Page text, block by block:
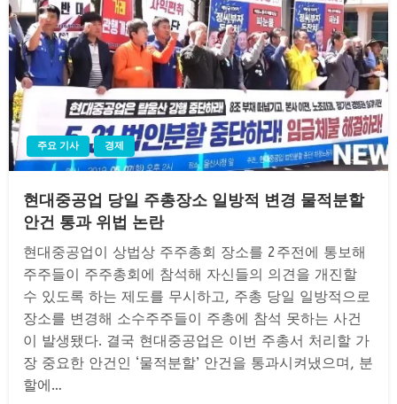
주요 기사 경제
현대중공업 당일 주총장소 일방적 변경 물적분할
안건 통과 위법 논란
현대중공업이 상법상 주주총회 장소를 2주전에 통보해
주주들이 주주총회에 참석해 자신들의 의견을 개진할
수 있도록 하는 제도를 무시하고, 주총 당일 일방적으로
장소를 변경해 소수주주들이 주총에 참석 못하는 사건
이 발생됐다. 결국 현대중공업은 이번 주총서 처리할 가
장 중요한 안건인 ‘물적분할’ 안건을 통과시켜냈으며, 분
할에…